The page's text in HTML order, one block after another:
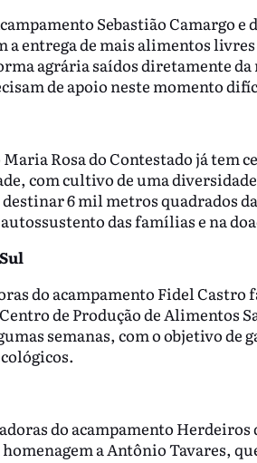
Sebastião Camargo
a entrega de mais alimentos
agrária saídos diretamente da
de apoio neste momento
Rosa do Contestado já tem
com cultivo de uma
6 mil metros quadrados
das famílias e na
do acampamento Fidel Castro
de Produção de Alimentos
semanas, com o objetivo de
do acampamento Herdeiros
a Antônio Tavares,